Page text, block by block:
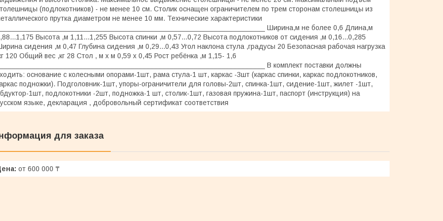
(подлокотников) - не менее 10 см. Столик оснащен ограничителем по трем сторонам столешницы из
прутка диаметром не менее 10 мм. Технические характеристики
____________________________________________________________________ Ширина,м не более 0,6 Длина,м
Высота ,м 1,11...1,255 Высота спинки ,м 0,57...0,72 Высота подлокотников от сидения ,м 0,16...0,285
сидения ,м 0,47 Глубина сидения ,м 0,29...0,43 Угол наклона стула ,градусы 20 Безопасная рабочая нагрузка
120 Общий вес ,кг 28 Стол , м х м 0,59 х 0,45 Рост ребёнка ,м 1,15- 1,6
____________________________________________________________________ В комплект поставки должны
основание с колесными опорами-1шт, рама стула-1 шт, каркас -3шт (каркас спинки, каркас подлокотников,
подножки). Подголовник-1шт, упоры-ограничители для головы-2шт, спинка-1шт, сидение-1шт, жилет -1шт,
1шт, подлокотники -2шт, подножка-1 шт, столик-1шт, газовая пружина-1шт, паспорт (инструкция) на
языке, декларация , добровольный сертификат соответствия
для заказа
от 600 000 ₸